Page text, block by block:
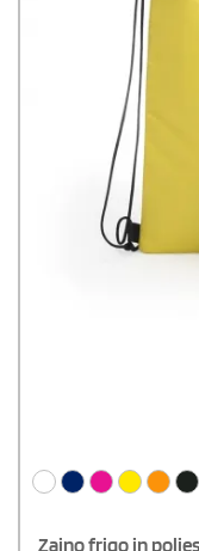
Zaino frigo in